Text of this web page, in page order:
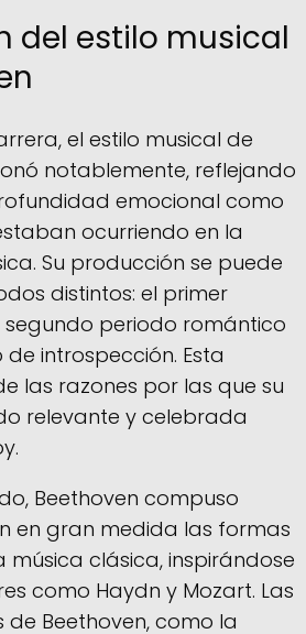
del estilo musical
el estilo musical de
notablemente, reflejando
emocional como
ocurriendo en la
Su producción se puede
distintos: el primer
segundo periodo romántico
introspección. Esta
las razones por las que su
relevante y celebrada
Beethoven compuso
en gran medida las formas
música clásica, inspirándose
como Haydn y Mozart. Las
Beethoven, como la